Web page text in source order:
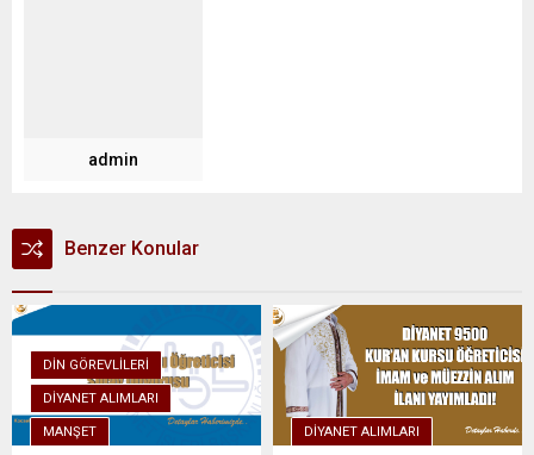
admin
Benzer Konular
DIN GÖREVLILERI
DIYANET ALIMLARI
MANŞET DIYANET ALIMLARI